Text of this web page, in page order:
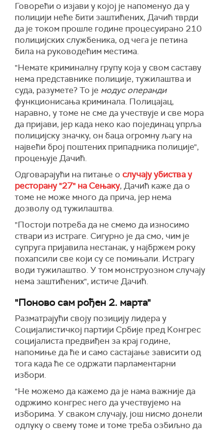
Говорећи о изјави у којој је напоменуо да у
полицији неће бити заштићених, Дачић тврди
да је током прошле године процесуирано 210
полицијских службеника, од чега је петина
била на руководећим местима.
"Немате криминалну групу која у свом саставу
нема представнике полиције, тужилаштва и
суда, разумете? То је модус операнди
функционисања криминала. Полицајац,
наравно, у томе не сме да учествује и све мора
да пријави, јер када неко као појединац упрља
полицијску значку, он баца огромну љагу на
највећи број поштених припадника полиције",
процењује Дачић.
Одговарајући на питање о случају убиства у
ресторану "27" на Сењаку, Дачић каже да о
томе не може много да прича, јер нема
дозволу од тужилаштва.
"Постоји потреба да не смемо да износимо
ствари из истраге. Сигурно је да смо, чим је
супруга пријавила нестанак, у најбржем року
похапсили све који су се помињали. Истрагу
води тужилаштво. У том монструозном случају
нема заштићених", истиче Дачић.
"Поново сам рођен 2. марта"
Разматрајући своју позицију лидера у
Социјалистичкој партији Србије пред Конгрес
социјалиста предвиђен за крај године,
напомиње да ће и само састајање зависити од
тога када ће се одржати парламентарни
избори.
"Не можемо да кажемо да је нама важније да
одржимо конгрес него да учествујемо на
изборима. У сваком случају, још нисмо донели
одлуку о свему томе и томе треба озбиљно да